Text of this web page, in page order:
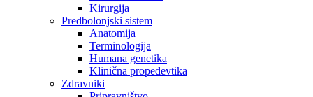
Kirurgija
Predbolonjski sistem
Anatomija
Terminologija
Humana genetika
Klinična propedevtika
Zdravniki